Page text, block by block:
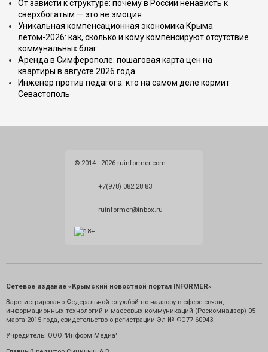
От зависти к структуре: почему в России ненависть к
сверхбогатым — это не эмоция
Уникальная компенсационная экономика Крыма
летом-2026: как, сколько и кому компенсируют отсутствие
коммунальных благ
Аренда в Симферополе: пошаговая карта цен на
квартиры в августе 2026 года
Инженер против педагога: кто на самом деле кормит
Севастополь
© 2014 - 2026 ruinformer.com
+7(978) 082 28 83
ruinformer@inbox.ru
Сетевое издание «Крымский новостной портал INFORMER»
Зарегистрировано Федеральной службой по надзору в сфере связи,
информационных технологий и массовых коммуникаций (Роскомнадзор) 05
марта 2015 года, свидетельство о регистрации Эл № ФС77-60943.
Учредитель: ООО "Информ Медиа"